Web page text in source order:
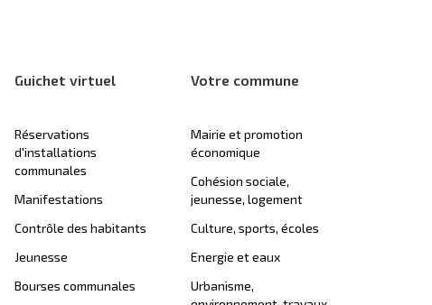
Guichet virtuel
Réservations
d'installations
communales
Manifestations
Contrôle des habitants
Jeunesse
Bourses communales
Votre commune
Mairie et promotion
économique
Cohésion sociale,
jeunesse, logement
Culture, sports, écoles
Energie et eaux
Urbanisme,